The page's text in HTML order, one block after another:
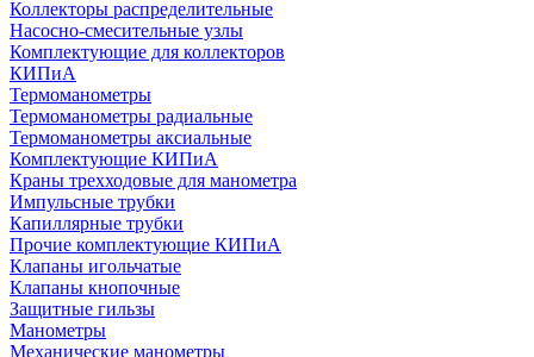
Коллекторы распределительные
Насосно-смесительные узлы
Комплектующие для коллекторов
КИПиА
Термоманометры
Термоманометры радиальные
Термоманометры аксиальные
Комплектующие КИПиА
Краны трехходовые для манометра
Импульсные трубки
Капиллярные трубки
Прочие комплектующие КИПиА
Клапаны игольчатые
Клапаны кнопочные
Защитные гильзы
Манометры
Механические манометры